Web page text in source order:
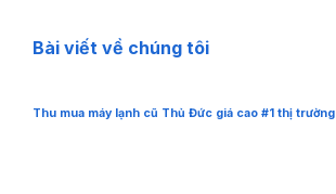
Bài viết về chúng tôi
Thu mua máy lạnh cũ Thủ Đức giá cao #1 thị trường